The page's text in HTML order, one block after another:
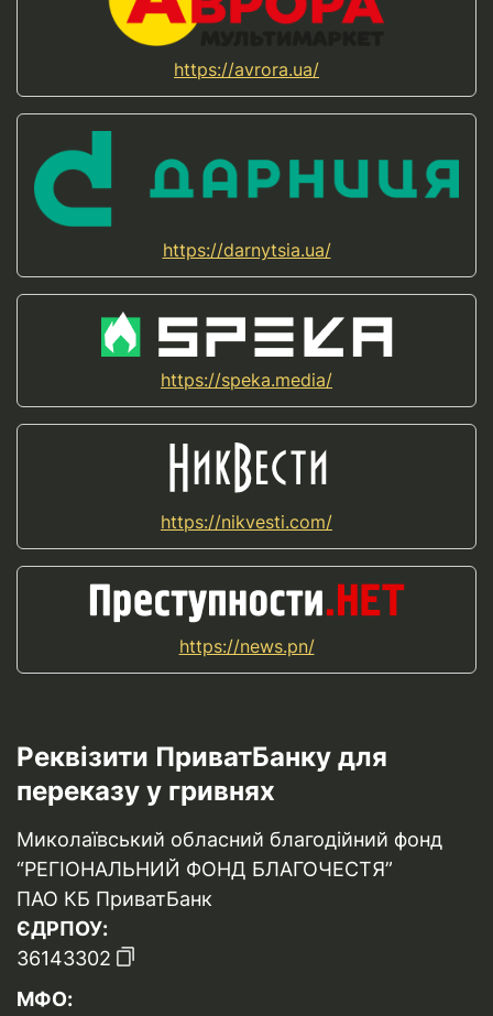
https://avrora.ua/
https://darnytsia.ua/
https://speka.media/
https://nikvesti.com/
https://news.pn/
Реквізити ПриватБанку для
переказу у гривнях
Миколаївський обласний благодійний фонд
“РЕГІОНАЛЬНИЙ ФОНД БЛАГОЧЕСТЯ”
ПАО КБ ПриватБанк
ЄДРПОУ:
36143302
МФО: